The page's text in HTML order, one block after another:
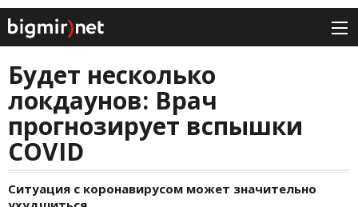
Будет несколько
локдаунов: Врач
прогнозирует вспышки
COVID
Ситуация с коронавирусом может значительно